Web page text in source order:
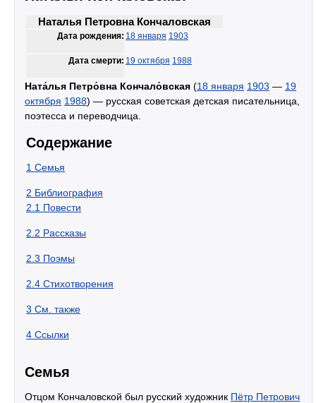
Наталья Петровна Кончаловская
Дата рождения: 18 января 1903
Дата смерти: 19 октября 1988
Ната́лья Петро́вна Кончало́вская (18 января 1903 — 19
октября 1988) — русская советская детская писательница,
поэтесса и переводчица.
Содержание
1 Семья
2 Библиография
2.1 Повести
2.2 Рассказы
2.3 Поэмы
2.4 Стихотворения
3 См. также
4 Ссылки
Семья
Отцом Кончаловской был русский художник Пётр Петрович